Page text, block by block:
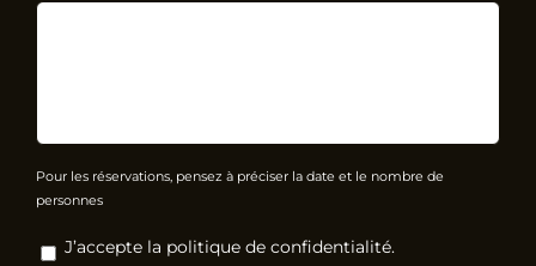
Pour les réservations, pensez à préciser la date et le nombre de
personnes
RGPD *
J’accepte la politique de confidentialité.